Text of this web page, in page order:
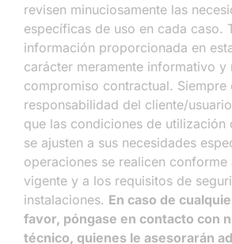
revisen minuciosamente las
específicas de uso en cada caso.
información proporcionada en
carácter meramente informativo y
compromiso contractual. Siempre
responsabilidad del cliente/
que las condiciones de
se ajusten a sus necesidades
operaciones se realicen conforme
vigente y a los requisitos de
instalaciones. En caso de
favor, póngase en contacto con
técnico, quienes le asesorarán